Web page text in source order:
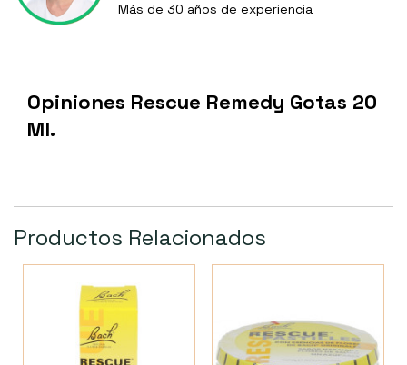
Más de 30 años de experiencia
Opiniones Rescue Remedy Gotas 20
Ml.
Productos Relacionados